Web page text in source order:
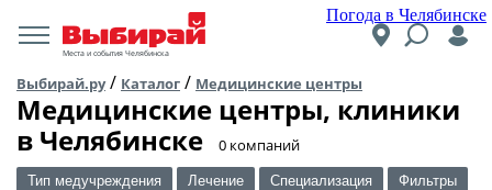
Погода в Челябинске
Места и события Челябинска
Выбирай.ру/ Каталог / Медицинские центры
Медицинские центры, клиники
в Челябинске
​0 компаний
Тип медучреждения Лечение Специализация Фильтры